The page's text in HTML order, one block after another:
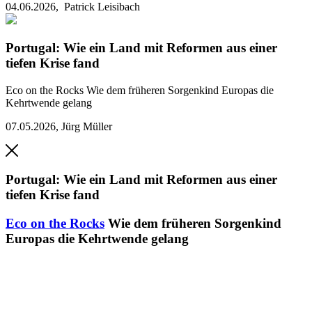
04.06.2026, Patrick Leisibach
Portugal: Wie ein Land mit Reformen aus einer
tiefen Krise fand
Eco on the Rocks Wie dem früheren Sorgenkind Europas die
Kehrtwende gelang
07.05.2026, Jürg Müller
Portugal: Wie ein Land mit Reformen aus einer
tiefen Krise fand
Eco on the Rocks Wie dem früheren Sorgenkind
Europas die Kehrtwende gelang